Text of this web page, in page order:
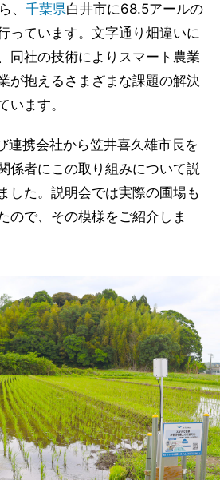
、 千葉県白井市に68.5アールの
っています。文字通り畑違いに
同社の技術によりスマート農業
が抱えるさまざまな課題の解決
います。
連携会社から笠井喜久雄市長を
係者にこの取り組みについて説
した。説明会では実際の圃場も
ので、その模様をご紹介しま